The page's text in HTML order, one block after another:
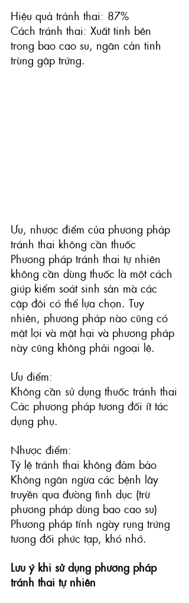
Hiệu quả tránh thai: 87%
Cách tránh thai: Xuất tinh bên
trong bao cao su, ngăn cản tinh
trùng gặp trứng.
Ưu, nhược điểm của phương pháp
tránh thai không cần thuốc
Phương pháp tránh thai tự nhiên
không cần dùng thuốc là một cách
giúp kiểm soát sinh sản mà các
cặp đôi có thể lựa chọn. Tuy
nhiên, phương pháp nào cũng có
mặt lợi và mặt hại và phương pháp
này cũng không phải ngoại lệ.
Ưu điểm:
Không cần sử dụng thuốc tránh thai
Các phương pháp tương đối ít tác
dụng phụ.
Nhược điểm:
Tỷ lệ tránh thai không đảm bảo
Không ngăn ngừa các bệnh lây
truyền qua đường tình dục (trừ
phương pháp dùng bao cao su)
Phương pháp tính ngày rụng trứng
tương đối phức tạp, khó nhớ.
Lưu ý khi sử dụng phương pháp
tránh thai tự nhiên